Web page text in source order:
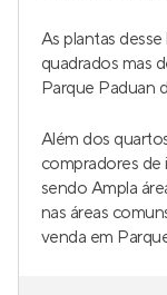
As plantas
quadrados mas
Parque Paduan
Além dos
compradores de
sendo Ampla
nas áreas
venda em